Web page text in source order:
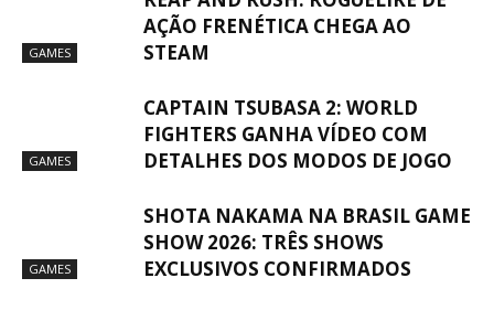
GAMES
AÇÃO FRENÉTICA CHEGA AO
STEAM
GAMES
CAPTAIN TSUBASA 2: WORLD
FIGHTERS GANHA VÍDEO COM
DETALHES DOS MODOS DE JOGO
GAMES
SHOTA NAKAMA NA BRASIL GAME
SHOW 2026: TRÊS SHOWS
EXCLUSIVOS CONFIRMADOS